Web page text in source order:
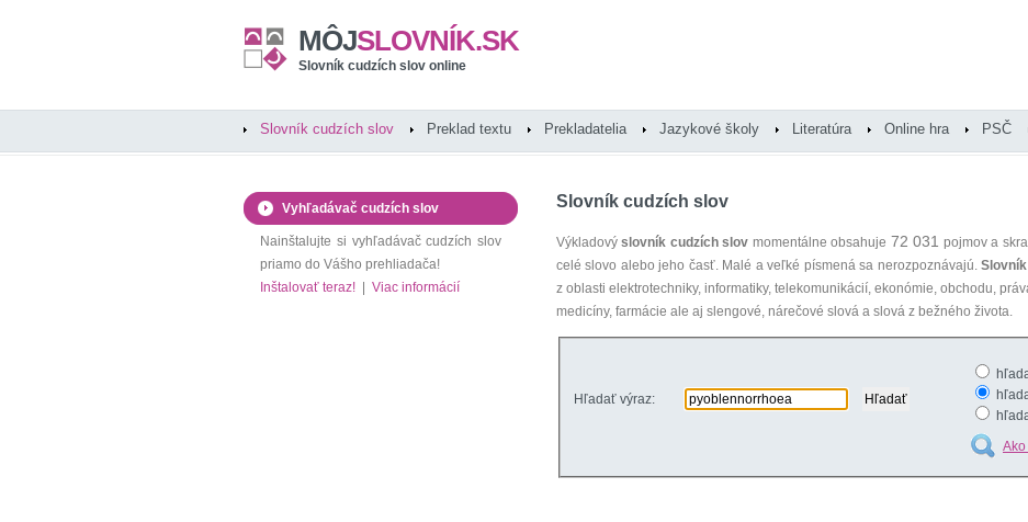
MÔJSLOVNÍK.SK
Slovník cudzích slov online
Slovník cudzích slov Preklad textu Prekladatelia Jazykové školy Literatúra Online hra PSČ
Slovník cudzích slov
Výkladovýslovník cudzích slov momentálne obsahuje 72 031 pojmov a
celé slovo alebo jeho časť. Malé a veľké písmená sa nerozpoznávajú.
z oblasti elektrotechniky, informatiky, telekomunikácií, ekonómie, obchodu,
medicíny, farmácie ale aj slengové, nárečové slová a slová z bežného života.
Hľadať výraz:
Vyhľadávač cudzích slov
Nainštalujte si vyhľadávač cudzích slov
priamo do Vášho prehliadača!
Inštalovať teraz!
Viac informácií